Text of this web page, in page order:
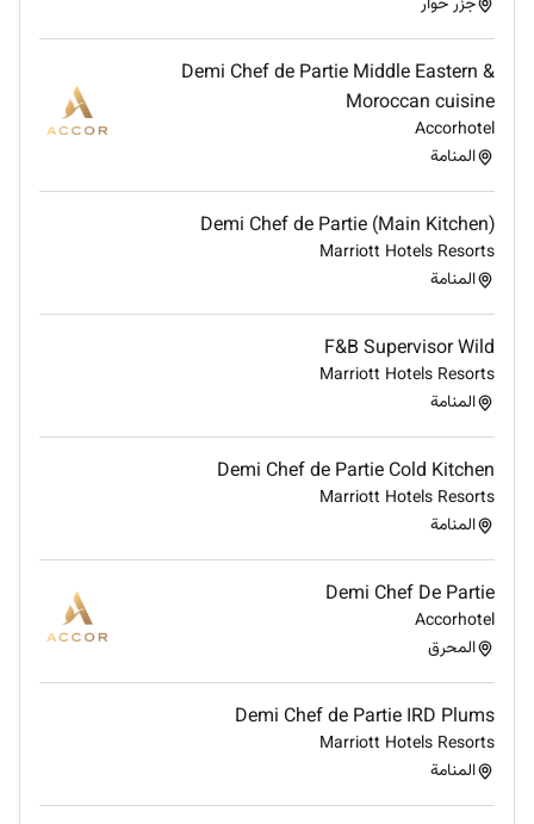
covered under applicable law.
Demi Chef de Partie Middle Eastern &
Moroccan cuisine
Accorhotel
المنامة
Demi Chef de Partie (Main Kitchen)
Marriott Hotels Resorts
المنامة
F&B Supervisor Wild
Marriott Hotels Resorts
المنامة
Demi Chef de Partie Cold Kitchen
Marriott Hotels Resorts
المنامة
Demi Chef De Partie
Accorhotel
المحرق
Demi Chef de Partie IRD Plums
Marriott Hotels Resorts
المنامة